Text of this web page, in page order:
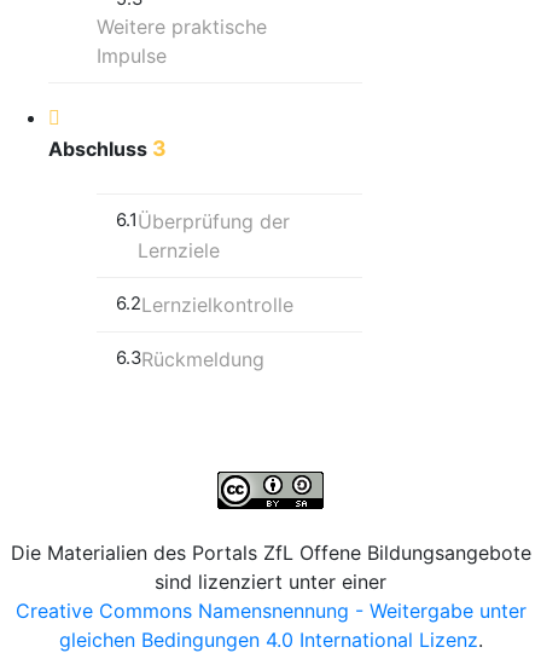
Weitere praktische
Impulse
Abschluss 3
6.1Überprüfung der
Lernziele
6.2Lernzielkontrolle
6.3Rückmeldung
Die Materialien des Portals ZfL Offene Bildungsangebote
sind lizenziert unter einer
Creative Commons Namensnennung - Weitergabe unter
gleichen Bedingungen 4.0 International Lizenz.